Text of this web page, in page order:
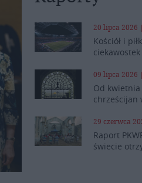
20 lipca 2026
Kościół i
ciekawostek
09 lipca 2026
Od
chrześcijan
29 czerwca
Raport
świecie